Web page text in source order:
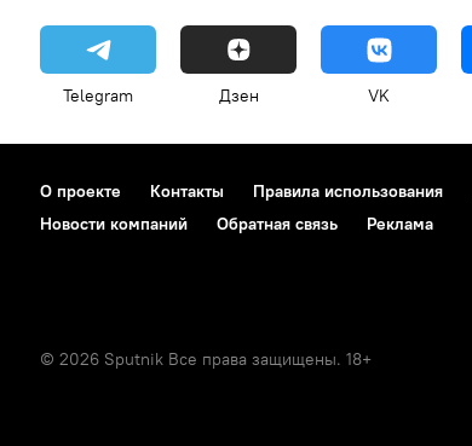
Telegram Дзен VK
О проекте Контакты Правила использования
Новости компаний
Обратная связь Реклама
© 2026 Sputnik Все права защищены. 18+